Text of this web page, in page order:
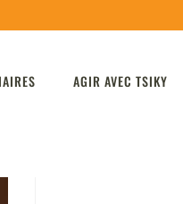
AGIR AVEC TSIKY